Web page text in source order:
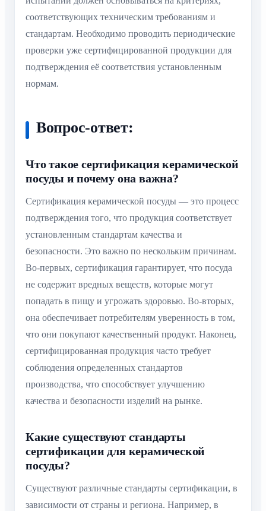
соответствующих техническим требованиям и
стандартам. Необходимо проводить периодические
проверки уже сертифицированной продукции для
подтверждения её соответствия установленным
нормам.
Вопрос-ответ:
Что такое сертификация керамической
посуды и почему она важна?
Сертификация керамической посуды — это процесс
подтверждения того, что продукция соответствует
установленным стандартам качества и
безопасности. Это важно по нескольким причинам.
Во-первых, сертификация гарантирует, что посуда
не содержит вредных веществ, которые могут
попадать в пищу и угрожать здоровью. Во-вторых,
она обеспечивает потребителям уверенность в том,
что они покупают качественный продукт. Наконец,
сертифицированная продукция часто требует
соблюдения определенных стандартов
производства, что способствует улучшению
качества и безопасности изделий на рынке.
Какие существуют стандарты
сертификации для керамической
посуды?
Существуют различные стандарты сертификации, в
зависимости от страны и региона. Например, в